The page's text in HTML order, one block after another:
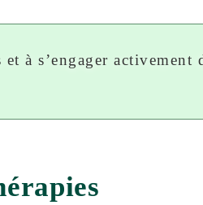
à s’engager activement